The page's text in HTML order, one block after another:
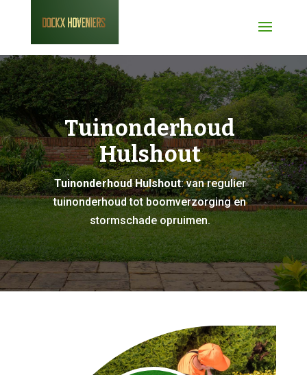
Tuinonderhoud
Hulshout
Tuinonderhoud Hulshout: van regulier
tuinonderhoud tot boomverzorging en
stormschade opruimen.